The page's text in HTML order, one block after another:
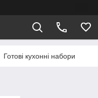
Готові кухонні набори